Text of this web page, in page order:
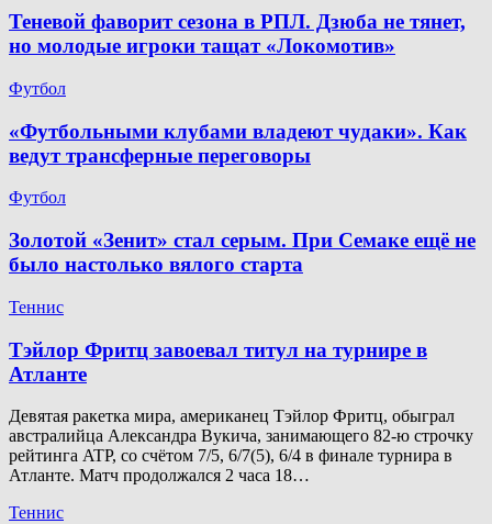
Теневой фаворит сезона в РПЛ. Дзюба не тянет,
но молодые игроки тащат «Локомотив»
Футбол
«Футбольными клубами владеют чудаки». Как
ведут трансферные переговоры
Футбол
Золотой «Зенит» стал серым. При Семаке ещё не
было настолько вялого старта
Теннис
Тэйлор Фритц завоевал титул на турнире в
Атланте
Девятая ракетка мира, американец Тэйлор Фритц, обыграл
австралийца Александра Вукича, занимающего 82-ю строчку
рейтинга ATP, со счётом 7/5, 6/7(5), 6/4 в финале турнира в
Атланте. Матч продолжался 2 часа 18…
Теннис